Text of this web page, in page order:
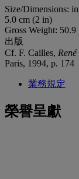
Size/Dimensions:
5.0 cm (2 in)
Gross Weight: 50.9
出版
Cf. F. Cailles,
Paris, 1994, p. 174
業務規定
榮譽呈獻